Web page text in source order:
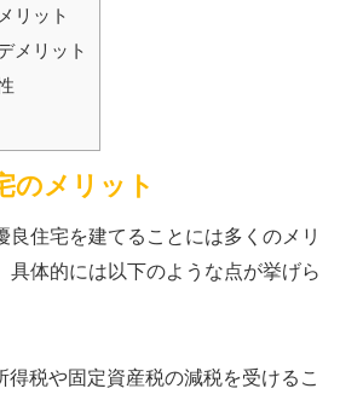
リット
メリット
のメリット
良住宅を建てることには多くのメリ
具体的には以下のような点が挙げら
得税や固定資産税の減税を受けるこ